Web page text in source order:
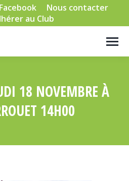
Nous contacter
au Club
18 NOVEMBRE À
14H00